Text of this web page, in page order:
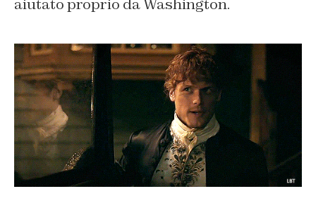
aiutato proprio da Washington.